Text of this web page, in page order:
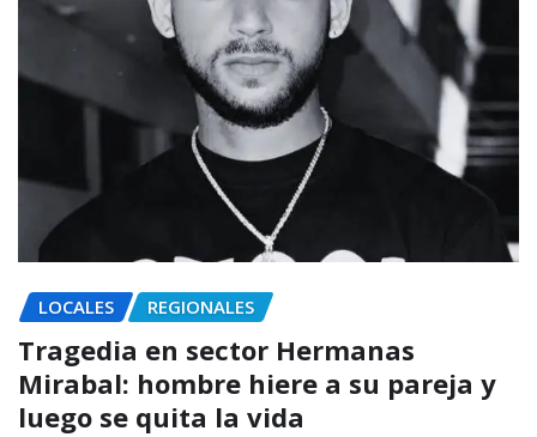
LOCALES REGIONALES
Tragedia en sector Hermanas
Mirabal: hombre hiere a su pareja y
luego se quita la vida